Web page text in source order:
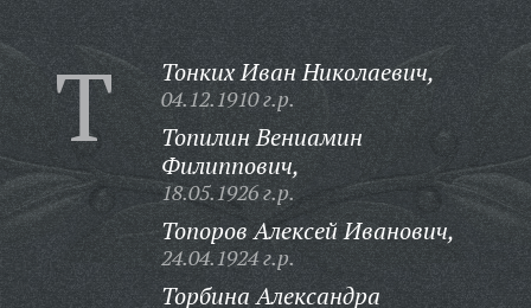
Т Тонких Иван Николаевич,
04.12.1910 г.р.
Топилин Вениамин
Филиппович,
18.05.1926 г.р.
Топоров Алексей Иванович,
24.04.1924 г.р.
Торбина Александра